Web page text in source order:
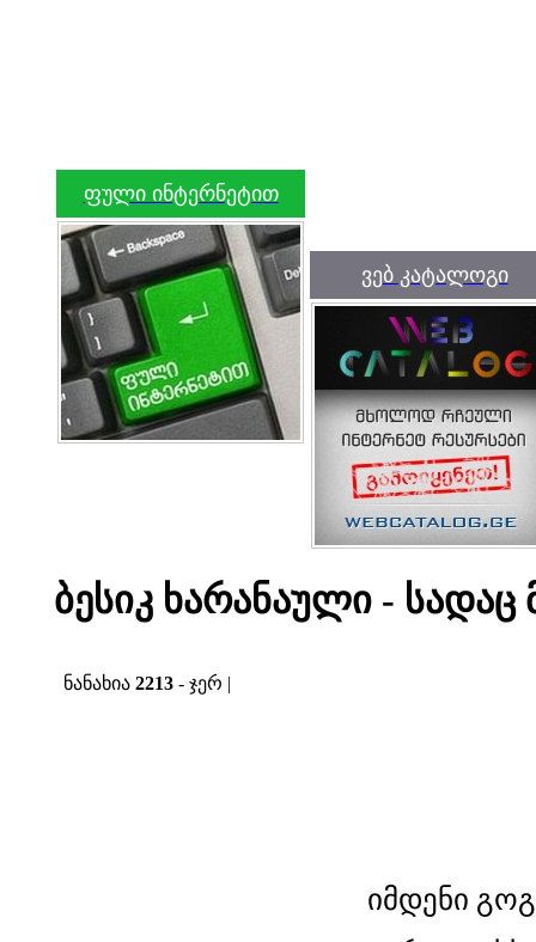
ფული ინტერნეტით
ვებ კატალოგი
ბესიკ ხარანაული - სადაც
ნანახია 2213 - ჯერ |
იმდენი